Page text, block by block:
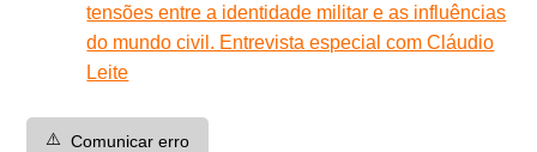
tensões entre a identidade militar e as influências
do mundo civil. Entrevista especial com Cláudio
Leite
⚠️ Comunicar erro